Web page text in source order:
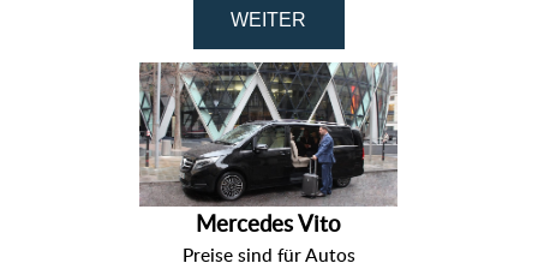
Mercedes Vito
Preise sind für Autos